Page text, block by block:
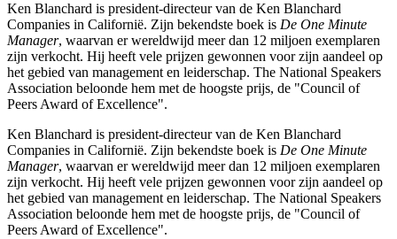
Ken Blanchard is president-directeur van de Ken Blanchard
Companies in Californië. Zijn bekendste boek is De One Minute
Manager, waarvan er wereldwijd meer dan 12 miljoen exemplaren
zijn verkocht. Hij heeft vele prijzen gewonnen voor zijn aandeel op
het gebied van management en leiderschap. The National Speakers
Association beloonde hem met de hoogste prijs, de "Council of
Peers Award of Excellence".
Ken Blanchard is president-directeur van de Ken Blanchard
Companies in Californië. Zijn bekendste boek is De One Minute
Manager, waarvan er wereldwijd meer dan 12 miljoen exemplaren
zijn verkocht. Hij heeft vele prijzen gewonnen voor zijn aandeel op
het gebied van management en leiderschap. The National Speakers
Association beloonde hem met de hoogste prijs, de "Council of
Peers Award of Excellence".